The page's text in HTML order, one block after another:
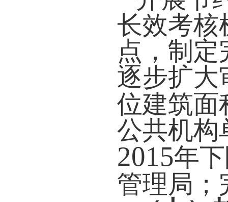
长效考核
点，制
逐步扩大
位建筑面
公共机构
2015年
管理局；